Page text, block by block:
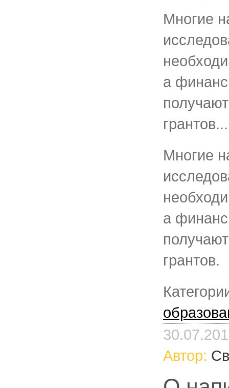
Многие
а
грантов...
Многие
а
грантов.
Автор: